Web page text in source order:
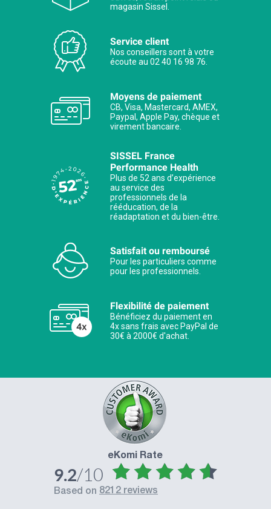
magasin Sissel.
Service client
Nos conseillers sont à votre
écoute au 02 40 16 98 76.
Moyens de paiement
CB, Visa, Mastercard, AMEX,
Paypal, Apple Pay, chèque et
virement bancaire.
SISSEL France
Performance Health
Plus de 52 ans d’expérience
au service des
professionnels de la
rééducation, de la
réadaptation et du bien-être.
Satisfait ou remboursé
Pour les particuliers comme
pour les professionnels.
Flexibilité de paiement
Bénéficiez du paiement en
4x sans frais avec PayPal de
30€ à 2000€ d'achat.
eKomi Rate
9.2/10
based on 8212 reviews